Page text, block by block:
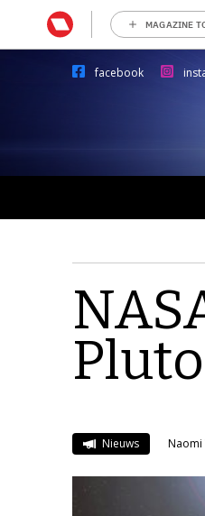
MAGAZINE
facebook
Nieuws Naomi